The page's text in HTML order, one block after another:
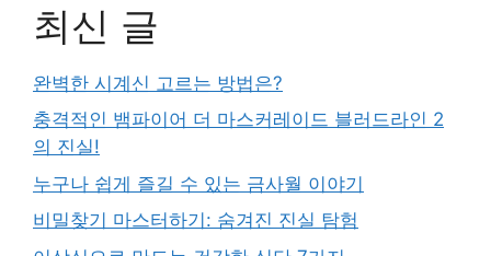
최신 글
완벽한 시계신 고르는 방법은?
충격적인 뱀파이어 더 마스커레이드 블러드라인 2
의 진실!
누구나 쉽게 즐길 수 있는 금사월 이야기
비밀찾기 마스터하기: 숨겨진 진실 탐험